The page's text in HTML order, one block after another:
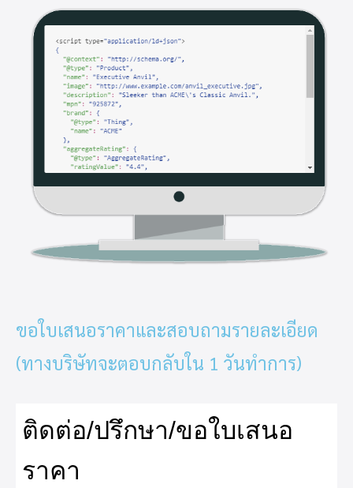
ขอใบเสนอราคาและสอบถามรายละเอียด
(ทางบริษัทจะตอบกลับใน 1 วันทำการ)